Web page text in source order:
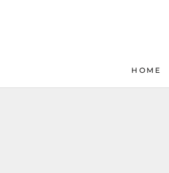
HOME